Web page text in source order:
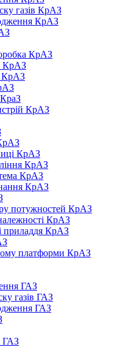
газів КрАЗ
КрАЗ
КрАЗ
КрАЗ
КрАЗ
КрАЗ
КрАЗ
КрАЗ
КрАЗ
КрАЗ
потужностей КрАЗ
КрАЗ
приладдя КрАЗ
платформи КрАЗ
ГАЗ
газів ГАЗ
ГАЗ
ГАЗ